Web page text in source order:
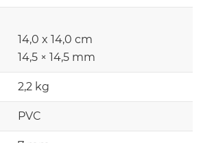
14,0 x 14,0 cm
14,5 × 14,5 mm
2,2 kg
PVC